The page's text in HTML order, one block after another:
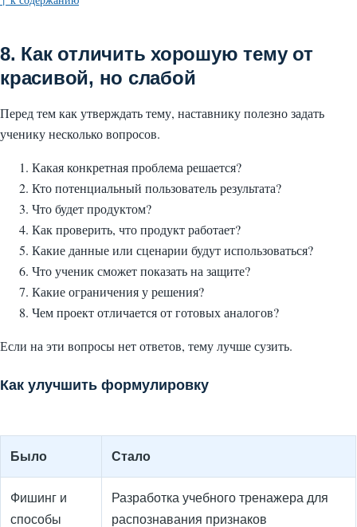
8. Как отличить хорошую тему от
красивой, но слабой
Перед тем как утверждать тему, наставнику полезно задать
ученику несколько вопросов.
Какая конкретная проблема решается?
Кто потенциальный пользователь результата?
Что будет продуктом?
Как проверить, что продукт работает?
Какие данные или сценарии будут использоваться?
Что ученик сможет показать на защите?
Какие ограничения у решения?
Чем проект отличается от готовых аналогов?
Если на эти вопросы нет ответов, тему лучше сузить.
Как улучшить формулировку
Было Стало
Фишинг и
способы
Разработка учебного тренажера для
распознавания признаков